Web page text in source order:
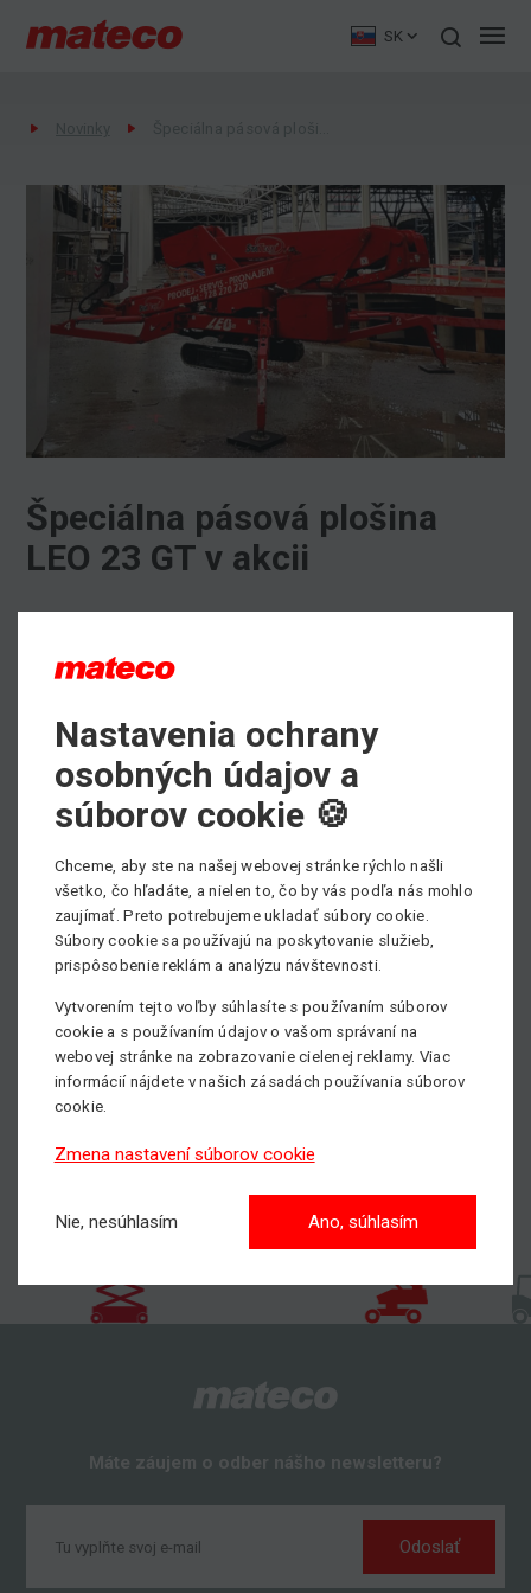
SK
Špeciálna pásová plošina
LEO 23 GT v akcii
Pre náročnosť terénu sme spolu so zákazníkom vybrali
Prednosti tohto stroja sú kompaktné rozmery anízka
hmotnosť. Je vhodná pre poschodové budovy.
Pracovná výška je 23 m. Táto pásová plošina má nosnosť
200kg.
na našej stránke, kliknite
TU
Potrebujete si prenajať pracovnú plošinu, prípadne
potrebujete poradiť pri výbere vhodného pracovného
Neváhajte kontaktovať nášho obchodníka, všetky kontakty
nájdeteTU.
Máte záujem o odber nášho newsletteru?
Odoslať
Nastavenia ochrany
osobných údajov a
súborov cookie 🍪
Chceme, aby ste na našej webovej stránke rýchlo našli
všetko, čo hľadáte, a nielen to, čo by vás podľa nás mohlo
zaujímať. Preto potrebujeme ukladať súbory cookie.
Súbory cookie sa používajú na poskytovanie služieb,
prispôsobenie reklám a analýzu návštevnosti.
Vytvorením tejto voľby súhlasíte s používaním súborov
cookie a s používaním údajov o vašom správaní na
webovej stránke na zobrazovanie cielenej reklamy. Viac
informácií nájdete v našich zásadách používania súborov
cookie.
Zmena nastavení súborov cookie
Nie, nesúhlasím Ano, súhlasím